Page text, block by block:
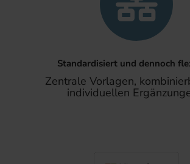
Standardisiert und dennoch
Zentrale Vorlagen,
individuellen